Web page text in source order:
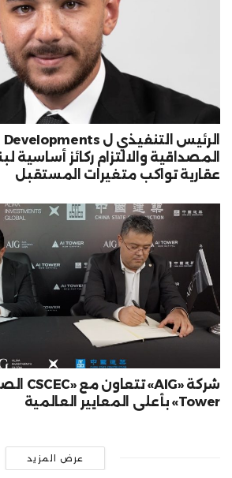
المصداقية والالتزام ركائز أساسية
عقارية تواكب متغيرات المستقبل
Tower» بأعلى المعايير العالمية
عرض المزيد